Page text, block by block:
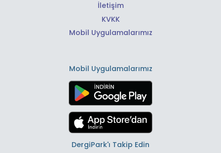
İletişim
KVKK
Mobil Uygulamalarımız
Mobil Uygulamalarımız
DergiPark'ı Takip Edin